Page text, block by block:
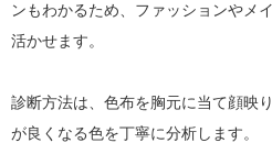
ンもわかるため、ファッションやメ
活かせます。
診断方法は、色布を胸元に当て顔映
が良くなる色を丁寧に分析します。